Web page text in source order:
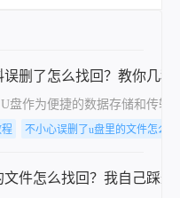
误删了怎么找回？教你几
盘作为便捷的数据存储和传输
不小心误删了u盘里的文件怎么
文件怎么找回？我自己踩